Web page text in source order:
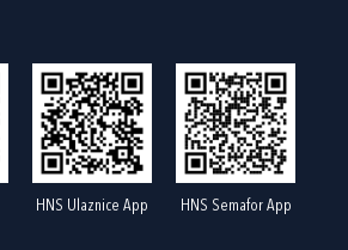
HNS Ulaznice App HNS Semafor App